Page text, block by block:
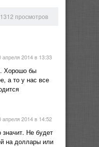
1312 просмотров
апреля 2014 в 13:33
Хорошо бы
а то у нас все
апреля 2014 в 14:52
Не будет
на доллары или